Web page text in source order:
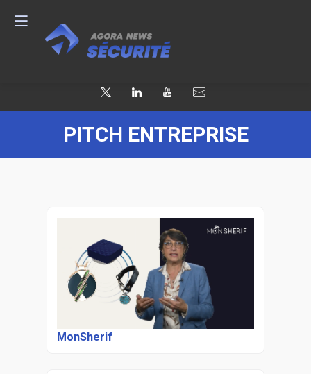
PITCH ENTREPRISE
MonSherif